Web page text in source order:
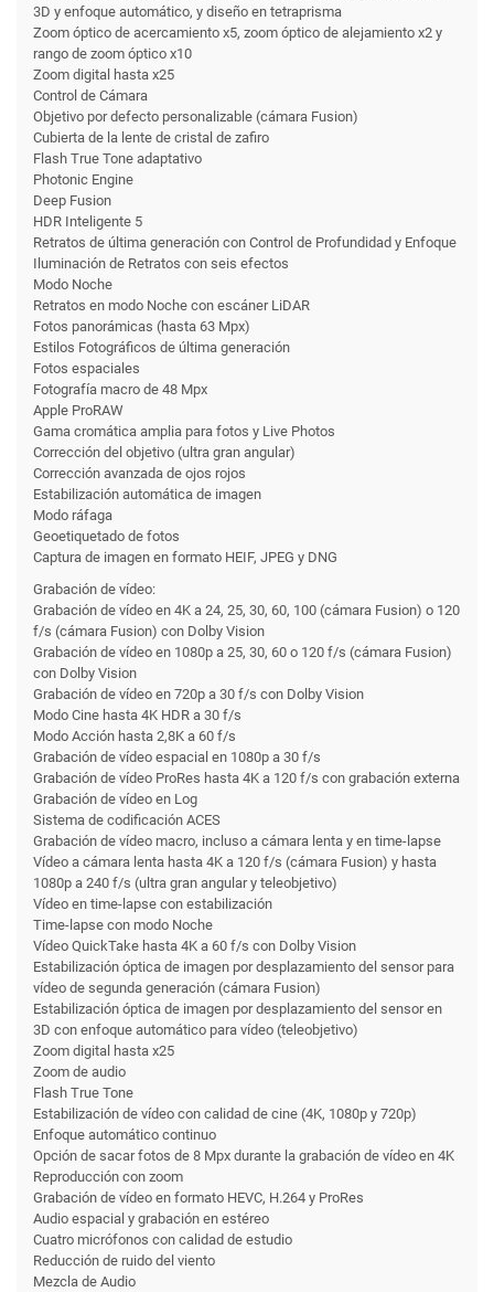
3D y enfoque automático, y diseño en tetraprisma
Zoom óptico de acercamiento x5, zoom óptico de alejamiento x2 y
rango de zoom óptico x10
Zoom digital hasta x25
Control de Cámara
Objetivo por defecto personalizable (cámara Fusion)
Cubierta de la lente de cristal de zafiro
Flash True Tone adaptativo
Photonic Engine
Deep Fusion
HDR Inteligente 5
Retratos de última generación con Control de Profundidad y Enfoque
Iluminación de Retratos con seis efectos
Modo Noche
Retratos en modo Noche con escáner LiDAR
Fotos panorámicas (hasta 63 Mpx)
Estilos Fotográficos de última generación
Fotos espaciales
Fotografía macro de 48 Mpx
Apple ProRAW
Gama cromática amplia para fotos y Live Photos
Corrección del objetivo (ultra gran angular)
Corrección avanzada de ojos rojos
Estabilización automática de imagen
Modo ráfaga
Geoetiquetado de fotos
Captura de imagen en formato HEIF, JPEG y DNG
Grabación de vídeo:
Grabación de vídeo en 4K a 24, 25, 30, 60, 100 (cámara Fusion) o 120
f/s (cámara Fusion) con Dolby Vision
Grabación de vídeo en 1080p a 25, 30, 60 o 120 f/s (cámara Fusion)
con Dolby Vision
Grabación de vídeo en 720p a 30 f/s con Dolby Vision
Modo Cine hasta 4K HDR a 30 f/s
Modo Acción hasta 2,8K a 60 f/s
Grabación de vídeo espacial en 1080p a 30 f/s
Grabación de vídeo ProRes hasta 4K a 120 f/s con grabación externa
Grabación de vídeo en Log
Sistema de codificación ACES
Grabación de vídeo macro, incluso a cámara lenta y en time-lapse
Vídeo a cámara lenta hasta 4K a 120 f/s (cámara Fusion) y hasta
1080p a 240 f/s (ultra gran angular y teleobjetivo)
Vídeo en time-lapse con estabili­zación
Time-lapse con modo Noche
Vídeo QuickTake hasta 4K a 60 f/s con Dolby Vision
Estabili­zación óptica de imagen por desplazamiento del sensor para
vídeo de segunda generación (cámara Fusion)
Estabili­zación óptica de imagen por desplazamiento del sensor en
3D con enfoque automático para vídeo (teleobjetivo)
Zoom digital hasta x25
Zoom de audio
Flash True Tone
Estabili­zación de vídeo con calidad de cine (4K, 1080p y 720p)
Enfoque automático continuo
Opción de sacar fotos de 8 Mpx durante la grabación de vídeo en 4K
Reproducción con zoom
Grabación de vídeo en formato HEVC, H.264 y ProRes
Audio espacial y grabación en estéreo
Cuatro micrófonos con calidad de estudio
Reducción de ruido del viento
Mezcla de Audio